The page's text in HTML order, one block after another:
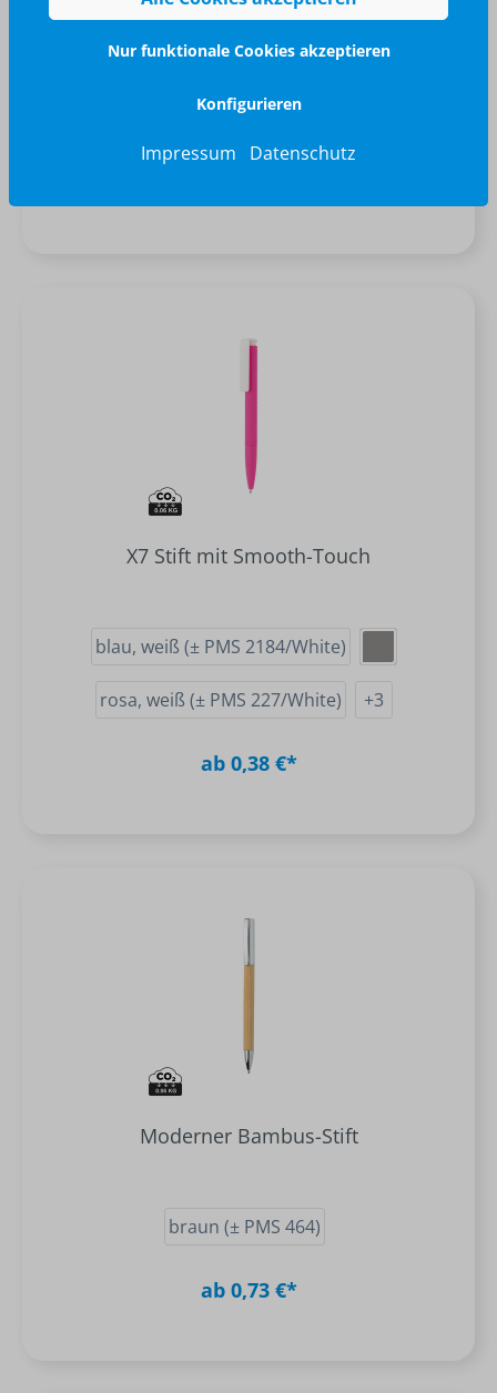
X6 Stift mit Ultra-Glide Tinte
grau (± PMS 422)
X7 Stift mit Smooth-Touch
blau, weiß (± PMS 2184/White)
rosa, weiß (± PMS 227/White) +3
ab 0,38 €*
Moderner Bambus-Stift
braun (± PMS 464)
ab 0,73 €*
Nur funktionale Cookies akzeptieren
Konfigurieren
Impressum Datenschutz